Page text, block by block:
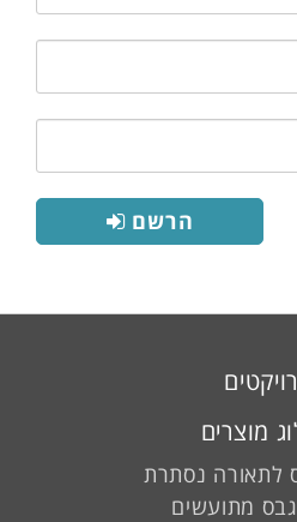
הרשם
מוצרים
לתאורה נסתרת
מתועשים